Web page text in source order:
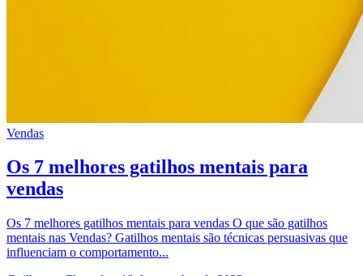
Vendas
Os 7 melhores gatilhos mentais para
vendas
Os 7 melhores gatilhos mentais para vendas O que são gatilhos
mentais nas Vendas? Gatilhos mentais são técnicas persuasivas que
influenciam o comportamento...